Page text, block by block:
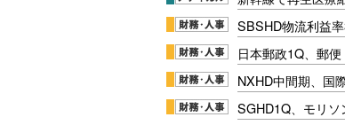
SBSHD物流利益
日本郵政1Q、郵
NXHD中間期、国
SGHD1Q、モリ